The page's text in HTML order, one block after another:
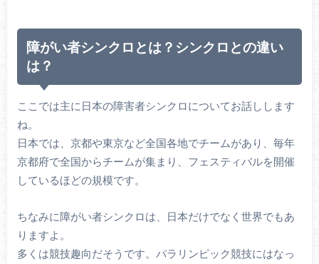
障がい者シンクロとは？シンクロとの違い
は？
ここでは主に日本の障害者シンクロについてお話しします
ね。
日本では、京都や東京など全国各地でチームがあり、毎年
京都府で全国からチームが集まり、フェスティバルを開催
しているほどの規模です。
ちなみに障がい者シンクロは、日本だけでなく世界でもあ
りますよ。
多くは競技趣向だそうです。パラリンピック競技にはなっ